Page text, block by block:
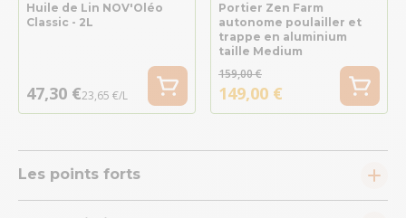
Huile de Lin NOV'Oléo
Classic - 2L
47,30 €23,65 €/L
Portier Zen Farm
autonome poulailler et
trappe en aluminium
taille Medium
159,00 €
149,00 €
Les points forts